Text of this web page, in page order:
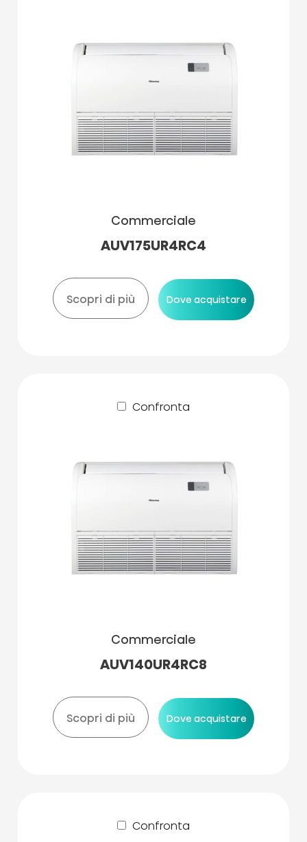
Commerciale
AUV175UR4RC4
Scopri di più Dove acquistare
Confronta
Commerciale
AUV140UR4RC8
Scopri di più Dove acquistare
Confronta